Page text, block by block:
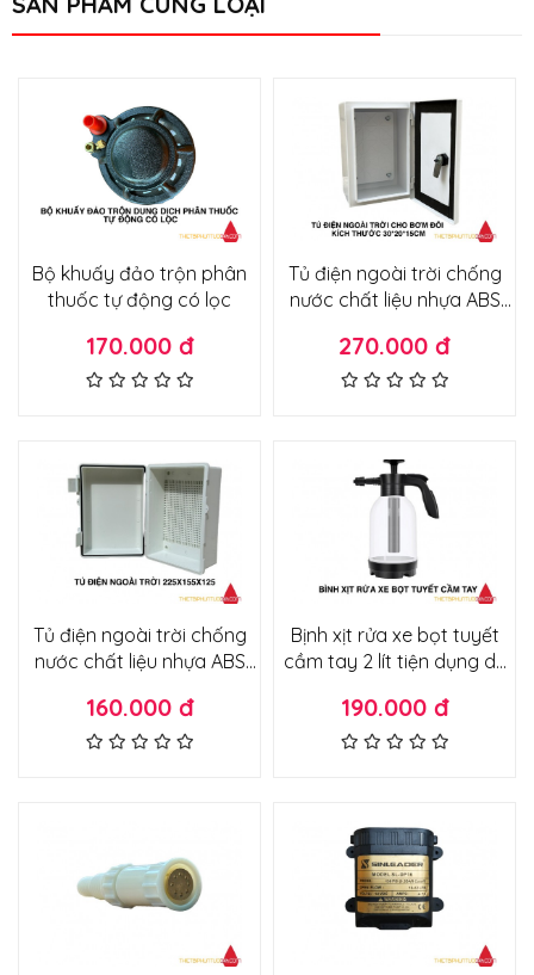
Bộ khuấy đảo trộn phân
thuốc tự động có lọc
170.000 đ
Tủ điện ngoài trời chống
nước chất liệu nhựa ABS
chuyên dụng lắp bơm đôi
mini 12v
270.000 đ
Tủ điện ngoài trời chống
nước chất liệu nhựa ABS
160.000 đ
Bịnh xịt rửa xe bọt tuyết
cầm tay 2 lít tiện dụng dễ
độ phun
190.000 đ